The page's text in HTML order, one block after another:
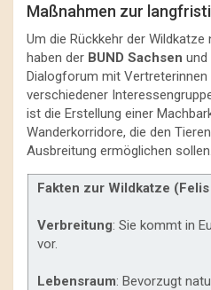
Maßnahmen zur
Um die Rückkehr der
haben der BUND Sachsen und
Dialogforum mit Vertreterinnen
verschiedener
ist die Erstellung einer
Wanderkorridore, die den
Ausbreitung ermöglichen sollen.
Fakten zur Wildkatze
Verbreitung: Sie kommt in
vor.
Lebensraum: Bevorzugt